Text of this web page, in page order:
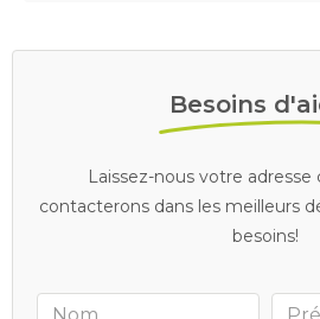
Besoins
Laissez-nous votre
contacterons dans les meilleurs
besoins!